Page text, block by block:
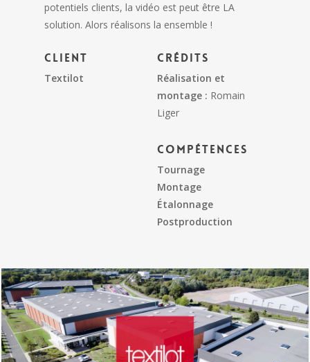
potentiels clients, la vidéo est peut être LA
solution. Alors réalisons la ensemble !
Client
Textilot
Crédits
Réalisation et
montage : Romain
Liger
Compétences
Tournage
Montage
Étalonnage
Postproduction